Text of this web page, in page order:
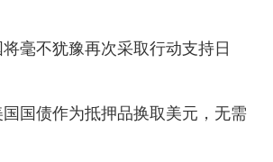
毫不犹豫再次采取行动支持日
国债作为抵押品换取美元，无需